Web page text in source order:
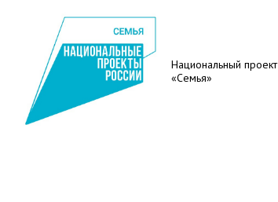
Национальный проект
«Семья»